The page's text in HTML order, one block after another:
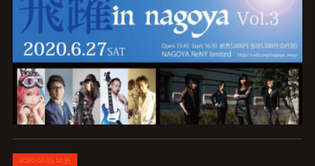
2020.02.03 12:35